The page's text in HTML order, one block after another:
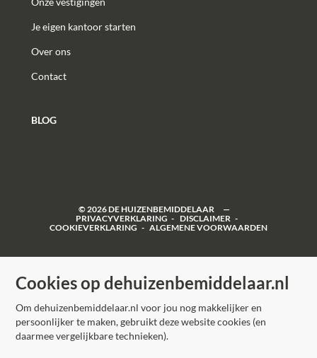
Je eigen kantoor starten
Over ons
Contact
BLOG
© 2026DE HUIZENBEMIDDELAAR
PRIVACYVERKLARING
DISCLAIMER
COOKIEVERKLARING
ALGEMENE VOORWAARDEN
Cookies op dehuizenbemiddelaar.nl
Om dehuizenbemiddelaar.nl voor jou nog makkelijker en
persoonlijker te maken, gebruikt deze website cookies (en
daarmee vergelijkbare technieken).